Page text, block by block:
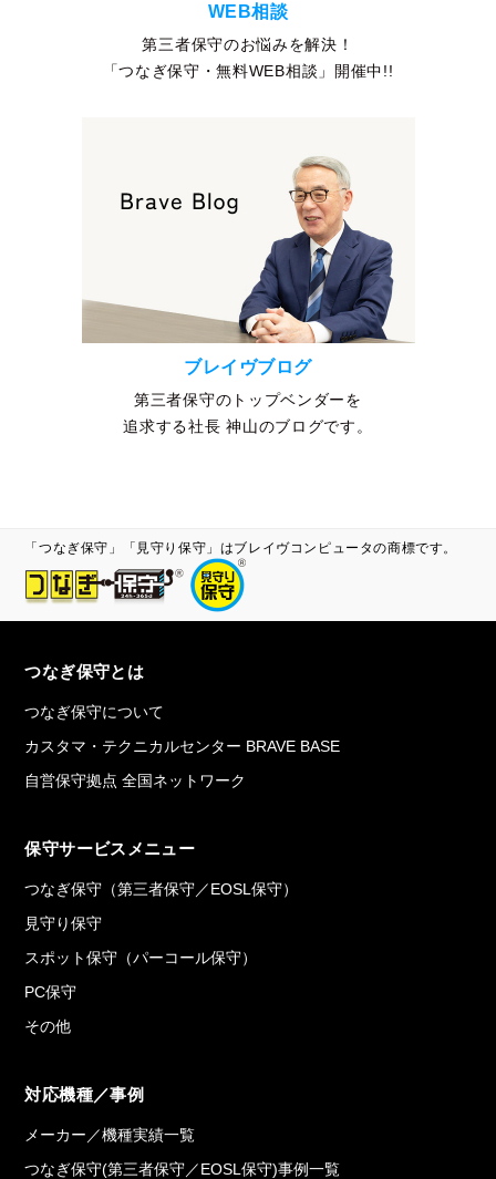
WEB相談
第三者保守のお悩みを解決！
「つなぎ保守・無料WEB相談」開催中!!
ブレイヴブログ
第三者保守のトップベンダーを
追求する社長 神山のブログです。
「つなぎ保守」「見守り保守」はブレイヴコンピュータの商標です。
つなぎ保守とは
つなぎ保守について
カスタマ・テクニカルセンター BRAVE BASE
自営保守拠点 全国ネットワーク
保守サービスメニュー
つなぎ保守（第三者保守／EOSL保守）
見守り保守
スポット保守（パーコール保守）
PC保守
その他
対応機種／事例
メーカー／機種実績一覧
つなぎ保守(第三者保守／EOSL保守)事例一覧